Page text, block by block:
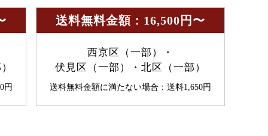
円
送料無料金額：16,500円〜
西京区（一部）・
伏見区（一部）・北区（一部）
送料無料金額に満たない場合：送料1,650円